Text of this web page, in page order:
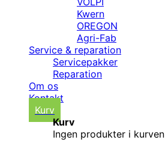
Kwern
OREGON
Agri-Fab
Service & reparation
Servicepakker
Reparation
Om os
Kontakt
Kurv
Kurv
Ingen produkter i kurven